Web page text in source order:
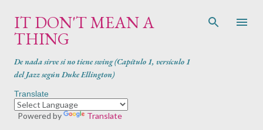
Ir al contenido principal
IT DON'T MEAN A
THING
De nada sirve si no tiene swing (Capítulo 1, versículo 1
del Jazz según Duke Ellington)
Translate
Powered by
Translate